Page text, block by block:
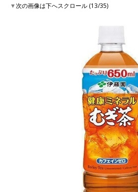
▼次の画像は下へスクロール (13/35)